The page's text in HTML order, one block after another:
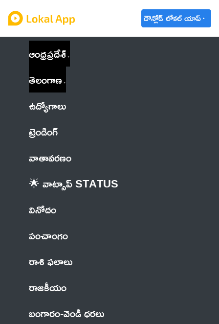
డౌన్లోడ్ లోకల్ యాప్
ఆంధ్రప్రదేశ్
తెలంగాణ
ఉద్యోగాలు
ట్రెండింగ్
వాతావరణం
🌟 వాట్సాప్ STATUS
వినోదం
పంచాంగం
రాశి ఫలాలు
రాజకీయం
బంగారం-వెండి ధరలు